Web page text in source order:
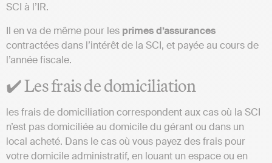
SCI à l’IR.
Il en va de même pour les primes d’assurances
contractées dans l’intérêt de la SCI, et payée au cours de
l’année fiscale.
✔️ Les frais de domiciliation
les frais de domiciliation correspondent aux cas où la SCI
n’est pas domiciliée au domicile du gérant ou dans un
local acheté. Dans le cas où vous payez des frais pour
votre domicile administratif, en louant un espace ou en